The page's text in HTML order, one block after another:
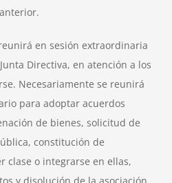
en sesión extraordinaria
Directiva, en atención a los
Necesariamente se reunirá
para adoptar acuerdos
de bienes, solicitud de
constitución de
clase o integrarse en ellas,